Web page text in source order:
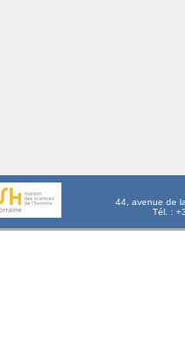
44, avenue de
Tél. :